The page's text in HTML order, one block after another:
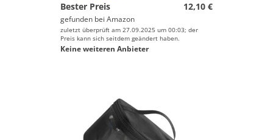
Bester Preis
12,10 €
gefunden bei Amazon
zuletzt überprüft am 27.09.2025 um 00:03; der
Preis kann sich seitdem geändert haben.
Keine weiteren Anbieter